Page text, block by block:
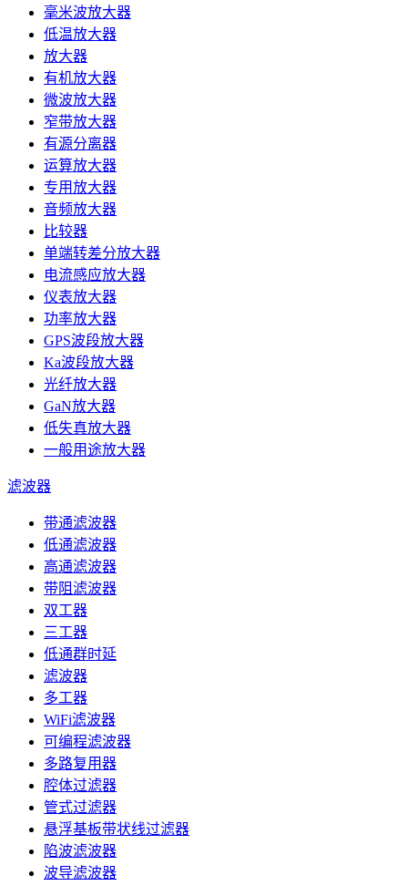
毫米波放大器
低温放大器
放大器
有机放大器
微波放大器
窄带放大器
有源分离器
运算放大器
专用放大器
音频放大器
比较器
单端转差分放大器
电流感应放大器
仪表放大器
功率放大器
GPS波段放大器
Ka波段放大器
光纤放大器
GaN放大器
低失真放大器
一般用途放大器
滤波器
带通滤波器
低通滤波器
高通滤波器
带阻滤波器
双工器
三工器
低通群时延
滤波器
多工器
WiFi滤波器
可编程滤波器
多路复用器
腔体过滤器
管式过滤器
悬浮基板带状线过滤器
陷波滤波器
波导滤波器